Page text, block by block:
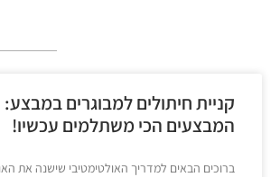
קניית חיתולים למבוגרים במבצע:
המבצעים הכי משתלמים עכשיו!
ברוכים הבאים למדריך האולטימטיבי שישנה את